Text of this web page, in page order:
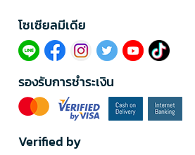
โซเซียลมีเดีย​
รองรับการชำระเงิน
Verified by